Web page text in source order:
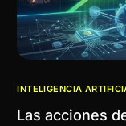
INTELIGENCIA
Las acciones